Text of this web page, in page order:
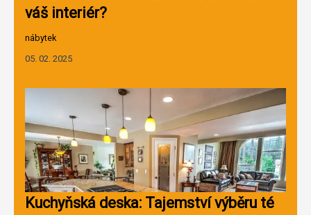
váš interiér?
nábytek
05. 02. 2025
Kuchyňská deska: Tajemství výběru té